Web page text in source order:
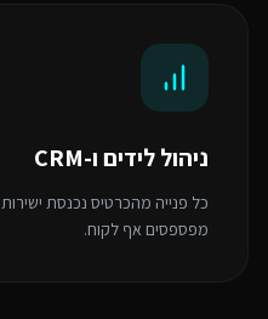
ניהול לידים ו-CRM
כל פנייה מהכרטיס נכנסת
מפספסים אף לקוח.